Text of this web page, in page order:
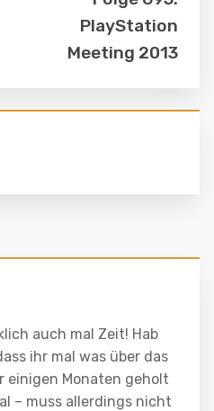
PlayStation
Meeting 2013
auch mal Zeit! Hab
ihr mal was über das
einigen Monaten geholt
– muss allerdings nicht